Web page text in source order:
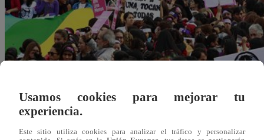
Redacción Latina
Usamos cookies para mejorar tu
experiencia.
Este sitio utiliza cookies para analizar el tráfico y personalizar